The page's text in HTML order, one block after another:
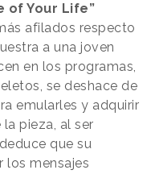
of Your Life”
afilados respecto
a una joven
en los programas,
se deshace de
emularles y adquirir
pieza, al ser
que su
los mensajes